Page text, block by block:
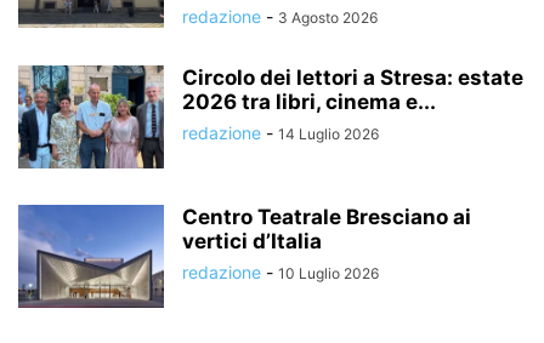
redazione - 3 Agosto 2026
Circolo dei lettori a Stresa: estate
2026 tra libri, cinema e...
redazione - 14 Luglio 2026
Centro Teatrale Bresciano ai
vertici d’Italia
redazione - 10 Luglio 2026